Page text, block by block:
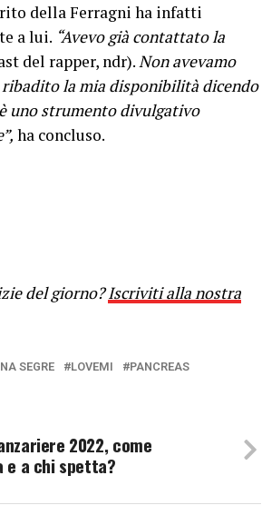
della Ferragni ha infatti
a lui. “Avevo già contattato la
del rapper, ndr).Non avevamo
ribadito la mia disponibilità dicendo
è uno strumento divulgativo
ha concluso.
del giorno?Iscriviti alla nostra
SEGRE LOVEMI
PANCREAS
2022, come
e a chi spetta?